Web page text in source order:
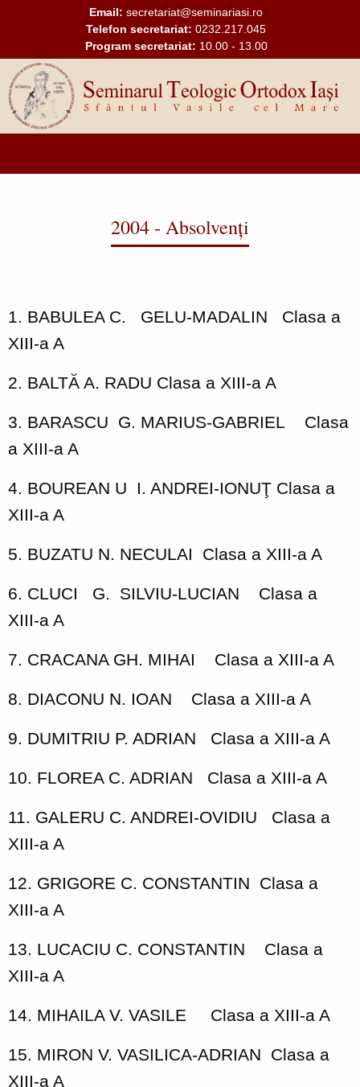
Mergi la conţinutul principal
Email: secretariat@seminariasi.ro
Telefon secretariat: 0232.217.045
Program secretariat: 10.00 - 13.00
Main
2004 - Absolvenți
1. BABULEA C. GELU-MADALIN
Clasa a
XIII-a A
2. BALTĂ A. RADU Clasa a XIII-a A
3. BARASCU G. MARIUS-GABRIEL
Clasa
a XIII-a A
4. BOUREAN U
I. ANDREI-IONUŢ Clasa a
XIII-a A
5. BUZATU N. NECULAI Clasa a XIII-a A
6. CLUCI G. SILVIU-LUCIAN
Clasa a
XIII-a A
7. CRACANA GH. MIHAI Clasa a XIII-a A
8. DIACONU N. IOAN Clasa a XIII-a A
9. DUMITRIU P. ADRIAN Clasa a XIII-a A
10. FLOREA C. ADRIAN Clasa a XIII-a A
11. GALERU C. ANDREI-OVIDIU
Clasa a
XIII-a A
12. GRIGORE C. CONSTANTIN
Clasa a
XIII-a A
13. LUCACIU C. CONSTANTIN
Clasa a
XIII-a A
14. MIHAILA V. VASILE Clasa a XIII-a A
15. MIRON V. VASILICA-ADRIAN
Clasa a
XIII-a A